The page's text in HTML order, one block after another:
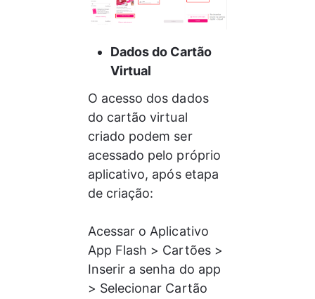
Dados do Cartão
Virtual
O acesso dos dados
do cartão virtual
criado podem ser
acessado pelo próprio
aplicativo, após etapa
de criação:
Acessar o Aplicativo
App Flash > Cartões >
Inserir a senha do app
> Selecionar Cartão